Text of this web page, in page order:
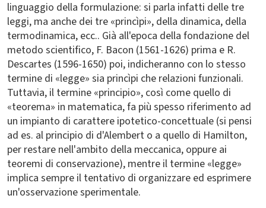
linguaggio della formulazione: si parla infatti delle tre
leggi, ma anche dei tre «princìpi», della dinamica, della
termodinamica, ecc.. Già all'epoca della fondazione del
metodo scientifico, F. Bacon (1561-1626) prima e R.
Descartes (1596-1650) poi, indicheranno con lo stesso
termine di «legge» sia princìpi che relazioni funzionali.
Tuttavia, il termine «principio», così come quello di
«teorema» in matematica, fa più spesso riferimento ad
un impianto di carattere ipotetico-concettuale (si pensi
ad es. al principio di d'Alembert o a quello di Hamilton,
per restare nell'ambito della meccanica, oppure ai
teoremi di conservazione), mentre il termine «legge»
implica sempre il tentativo di organizzare ed esprimere
un'osservazione sperimentale.